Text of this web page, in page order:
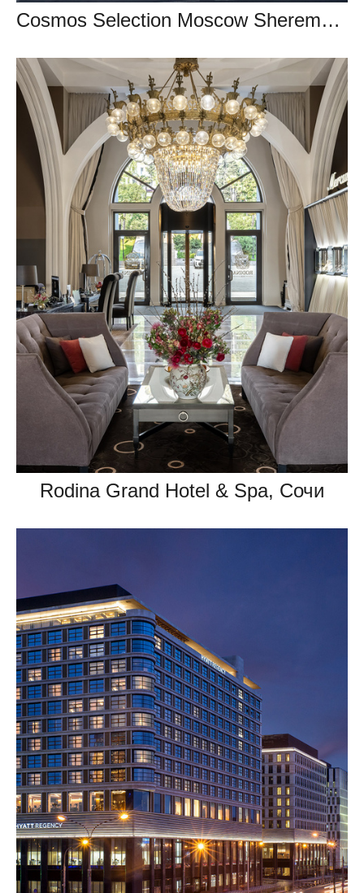
Cosmos Selection Moscow Sheremetyevo Airport Hotel
Rodina Grand Hotel & Spa, Сочи